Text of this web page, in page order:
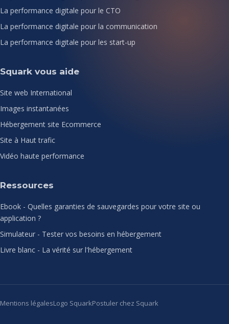
La performance digitale pour le CTO
La performance digitale pour la communication
La performance digitale pour les start-up
Squark vous aide
Site web International
Images instantanées
Hébergement site Ecommerce
Site à Haut trafic
Vidéo haute performance
Ressources
Ebook - Quelles garanties de sauvegardes pour votre site ou
application ?
Simulateur - Tester vos besoins en hébergement
Livre blanc - La vérité sur l'hébergement
Mentions légalesLogo SquarkPostuler chez Squark